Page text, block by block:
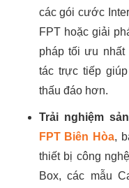
các gói cước
FPT hoặc giải
pháp tối ưu
tác trực tiếp
thấu đáo hơn.
Trải nghiệm
FPT Biên Hòa,
thiết bị công
Box, các mẫu